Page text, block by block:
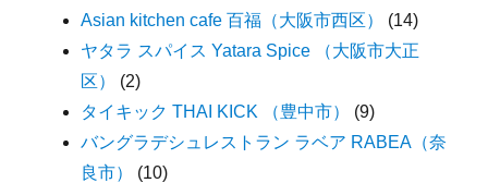
Asian kitchen cafe 百福（大阪市西区）
(14)
ヤタラ スパイス Yatara Spice （大阪市大正
区）
(2)
タイキック THAI KICK （豊中市）
(9)
バングラデシュレストラン ラベア RABEA（奈
良市）
(10)